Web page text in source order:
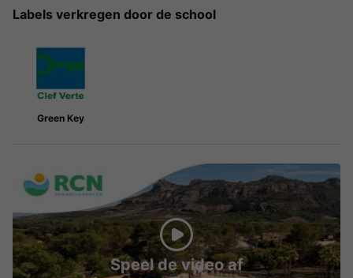
Labels verkregen door de school
Green Key
Speel de video af